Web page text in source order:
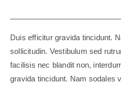
Duis efficitur gravida tincidunt.
sollicitudin. Vestibulum sed
facilisis nec blandit non,
gravida tincidunt. Nam sodales